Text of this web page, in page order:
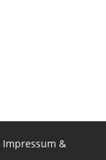
Impressum &